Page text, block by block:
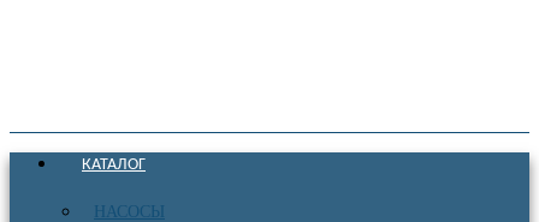
КАТАЛОГ
НАСОСЫ